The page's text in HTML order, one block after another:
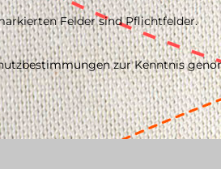
Felder sind Pflichtfelder.
zur Kenntnis